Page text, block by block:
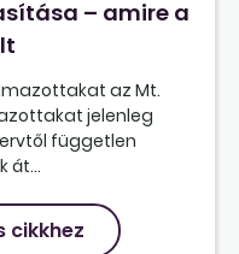
– amire a
az Mt.
jelenleg
független
át...
cikkhez